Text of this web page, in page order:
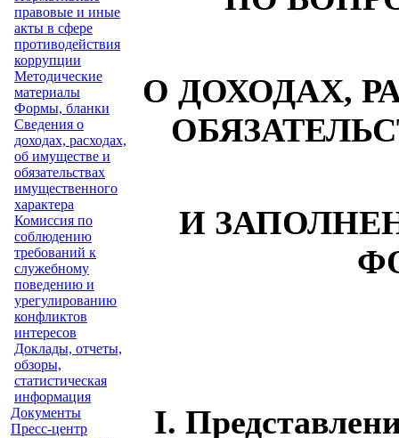
правовые и иные
акты в сфере
противодействия
коррупции
Методические
материалы
Формы, бланки
Сведения о
доходах, расходах,
об имуществе и
обязательствах
имущественного
характера
Комиссия по
соблюдению
требований к
служебному
поведению и
урегулированию
конфликтов
интересов
Доклады, отчеты,
обзоры,
статистическая
информация
Документы
Пресс-центр
О ДОХОДАХ,
И
I.